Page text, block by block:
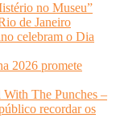
no Museu”
de Janeiro
celebram o Dia
2026 promete
The Punches –
recordar os